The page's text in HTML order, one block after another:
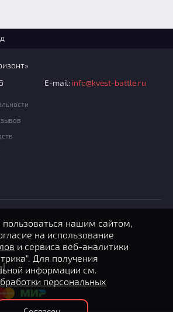
E-mail: info@kvest-battle.ru
нашим сайтом,
на использование
и сервиса веб-аналитики
Для получения
информации см.
персональных